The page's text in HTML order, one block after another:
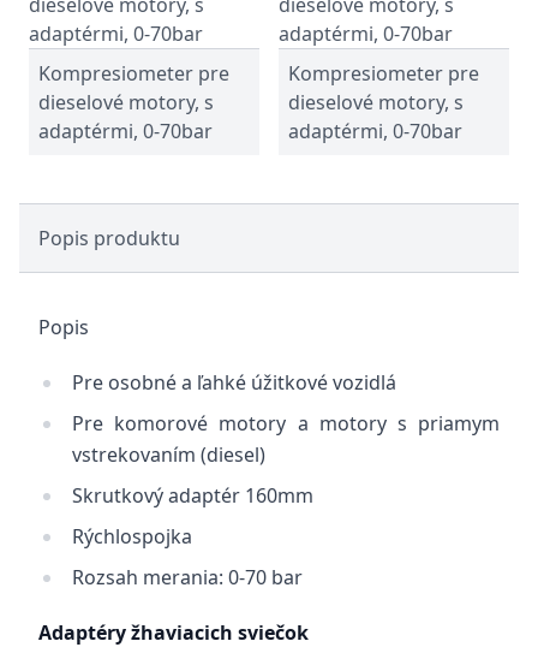
Kompresiometer pre
dieselové motory, s
adaptérmi, 0-70bar
Kompresiometer pre
dieselové motory, s
adaptérmi, 0-70bar
Popis produktu
Popis
Pre osobné a ľahké úžitkové vozidlá
Pre komorové motory a motory s priamym
vstrekovaním (diesel)
Skrutkový adaptér 160mm
Rýchlospojka
Rozsah merania: 0-70 bar
Adaptéry žhaviacich sviečok